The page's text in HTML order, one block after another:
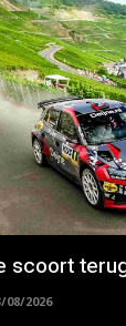
scoort
08/2026